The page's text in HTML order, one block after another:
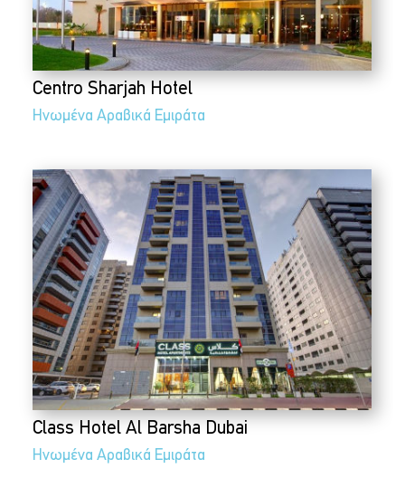
Centro Sharjah Hotel
Ηνωμένα Αραβικά Εμιράτα
Class Hotel Al Barsha Dubai
Ηνωμένα Αραβικά Εμιράτα